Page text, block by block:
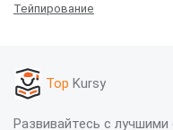
Тейпирование
Top Kursy
Развивайтесь с